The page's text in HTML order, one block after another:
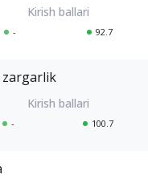
- 92.7
zargarlik
- 100.7